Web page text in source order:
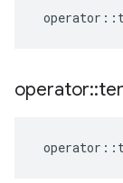
operator ::
operator::
operator ::